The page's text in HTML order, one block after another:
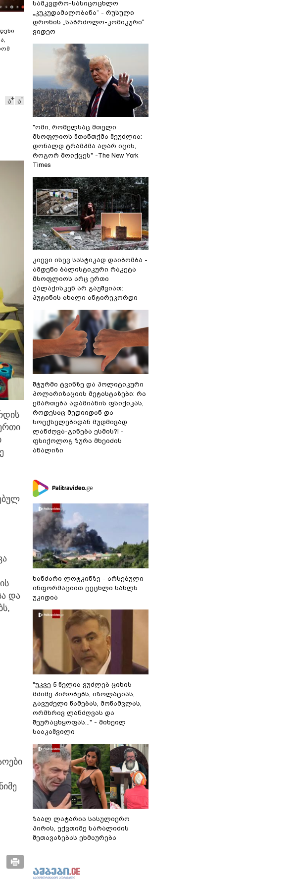
ა ა
და
სამკვდრო-სასიცოცხლო
„კუკუდამალობანა“ - რუსული
დრონის „საბრძოლო-კომიკური“
ვიდეო
"ომი, რომელსაც მთელი
მსოფლიოს შთანთქმა შეუძლია:
დონალდ ტრამპმა აღარ იცის,
როგორ მოიქცეს" -The New York
Times
კიევი ისევ სასტიკად დაიბომბა -
ამდენი ბალისტიკური რაკეტა
მსოფლიოს არც ერთი
ქალაქისკენ არ გაუშვიათ:
პუტინის ახალი ანტირეკორდი
შტურმი ტვინზე და პოლიტიკური
პოლარიზაციის მეტასტაზები: რა
ემართება ადამიანის ფსიქიკას,
როდესაც მედიიდან და
სოცქსელებიდან მუდმივად
ლანძღვა-გინება ესმის?! -
ფსიქოლოგ ზურა მხეიძის
ანალიზი
ხანძარი ლოტკინზე - არსებული
ინფორმაციით ცეცხლი სახლს
უკიდია
"უკვე 5 წელია ვუძლებ ციხის
მძიმე პირობებს, იზოლაციას,
გავუძელი წამებას, მოწამვლას,
ორმხრივ ლანძღვას და
შეურაცხყოფას..." - მიხეილ
სააკაშვილი
ზაალ ლატარია სასულიერო
პირის, ექვთიმე სარალიძის
შეთავაზებას ეხმაურება